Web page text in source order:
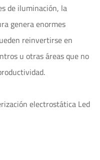
de iluminación, la
genera enormes
reinvertirse en
u otras áreas que no
electrostática Led